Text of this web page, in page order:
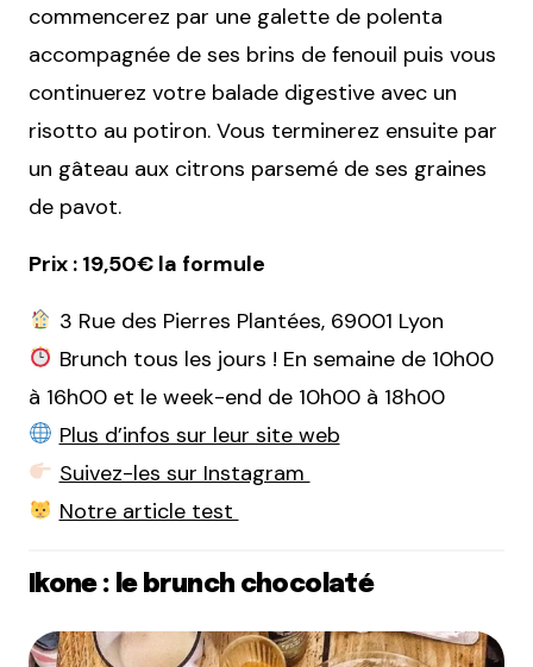
commencerez par une galette de polenta
accompagnée de ses brins de fenouil puis vous
continuerez votre balade digestive avec un
risotto au potiron. Vous terminerez ensuite par
un gâteau aux citrons parsemé de ses graines
de pavot.
Prix : 19,50€ la formule
3 Rue des Pierres Plantées, 69001 Lyon
Brunch tous les jours ! En semaine de 10h00
à 16h00 et le week-end de 10h00 à 18h00
Plus d’infos sur leur site web
Suivez-les sur Instagram
Notre article test
Ikone : le brunch chocolaté